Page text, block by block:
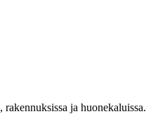
ja huonekaluissa.